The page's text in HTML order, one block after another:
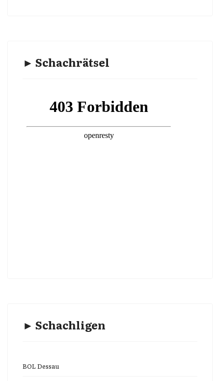
► Schachrätsel
► Schachligen
BOL Dessau